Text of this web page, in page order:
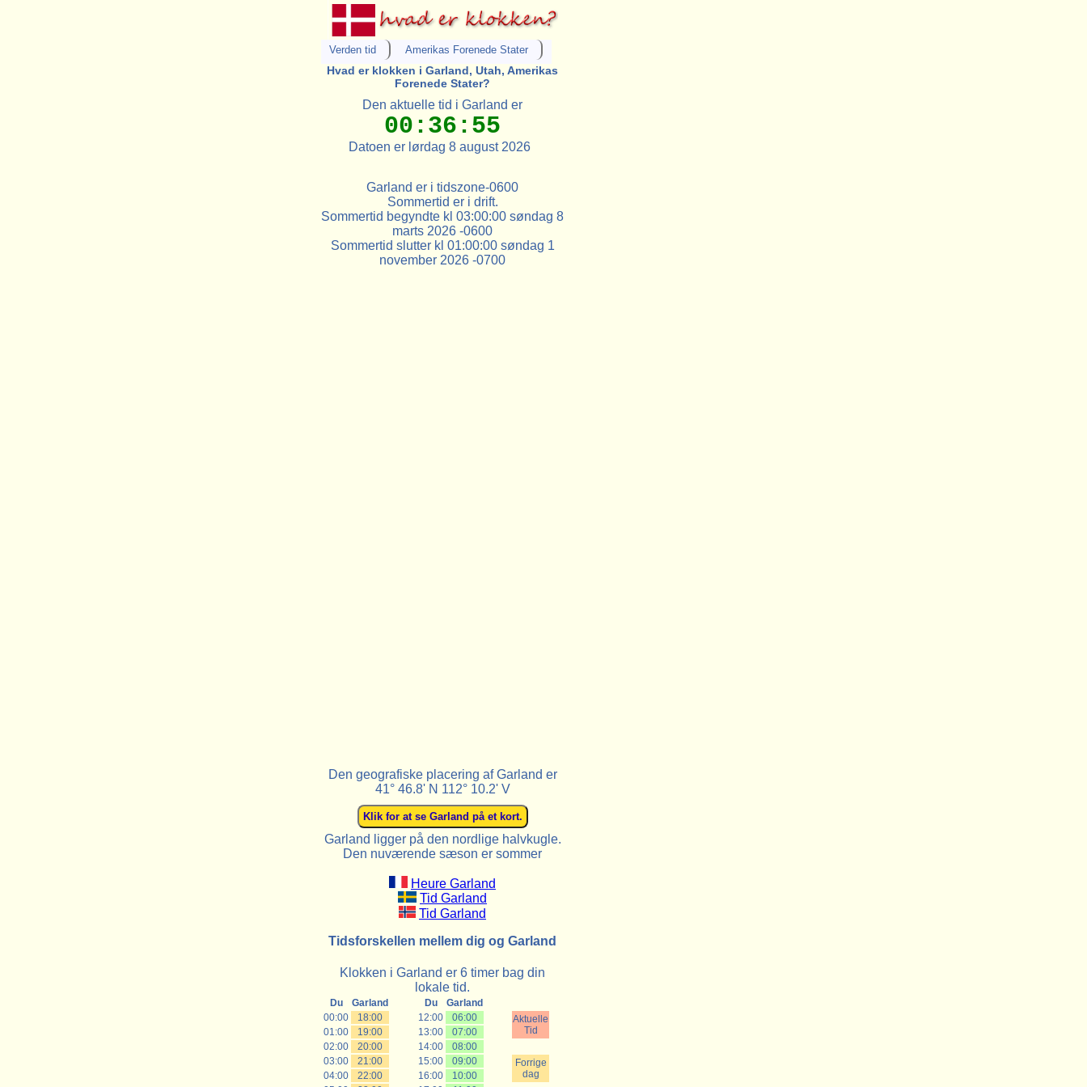
Verden tid Amerikas Forenede Stater
Hvad er klokken i Garland, Utah, Amerikas
Forenede Stater?
Den aktuelle tid i Garland er
00:36:55
Datoen er lørdag 8 august 2026
Garland er i tidszone-0600
Sommertid er i drift.
Sommertid begyndte kl 03:00:00 søndag 8
marts 2026 -0600
Sommertid slutter kl 01:00:00 søndag 1
november 2026 -0700
Den geografiske placering af Garland er
41° 46.8' N 112° 10.2' V
Garland ligger på den nordlige halvkugle.
Den nuværende sæson er sommer
Heure Garland
Tid Garland
Tid Garland
Tidsforskellen mellem dig og Garland
Klokken i Garland er 6 timer bag din
lokale tid.
Du Garland Du
Garland
00:00
18:00 12:00 06:00
Aktuelle
Tid
01:00 19:00 13:00
07:00
02:00
20:00 14:00
08:00
03:00
21:00 15:00 09:00
Forrige
dag
04:00 22:00 16:00
10:00